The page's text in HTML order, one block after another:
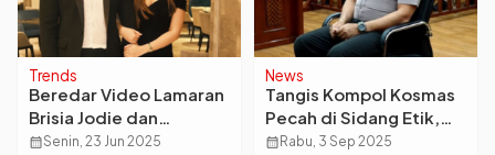
Trends
Beredar Video Lamaran
Brisia Jodie dan
Jonathan Alden, Pakai
calendar_monthSenin, 23 Jun 2025
News
Tangis Kompol Kosmas
Pecah di Sidang Etik,
Saya Hanya Jalankan
calendar_month Rabu, 3 Sep 2025